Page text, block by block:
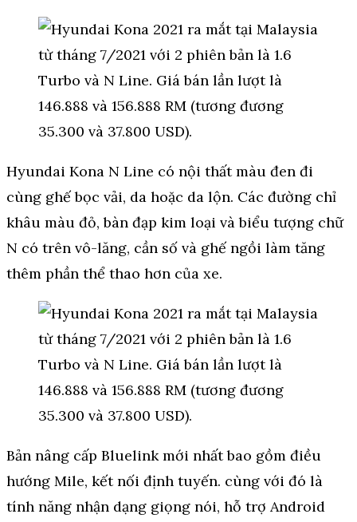
Hyundai Kona N Line có nội thất màu đen đi
cùng ghế bọc vải, da hoặc da lộn. Các đường chỉ
khâu màu đỏ, bàn đạp kim loại và biểu tượng chữ
N có trên vô-lăng, cần số và ghế ngồi làm tăng
thêm phần thể thao hơn của xe.
Bản nâng cấp Bluelink mới nhất bao gồm điều
hướng Mile, kết nối định tuyến. cùng với đó là
tính năng nhận dạng giọng nói, hỗ trợ Android